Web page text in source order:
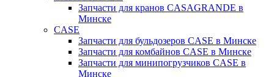
Запчасти для кранов CASAGRANDE в
Минске
CASE
Запчасти для бульдозеров CASE в Минске
Запчасти для комбайнов CASE в Минске
Запчасти для минипогрузчиков CASE в
Минске